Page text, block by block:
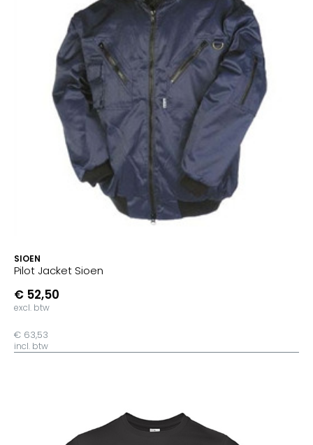
SIOEN
Pilot Jacket Sioen
€ 52,50
excl. btw
€ 63,53
incl. btw